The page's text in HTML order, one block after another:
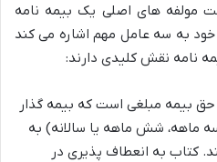
مولفه های اصلی یک بیمه نامه
به سه عامل مهم اشاره می کند
نامه نقش کلیدی دارند:
حق بیمه مبلغی است که بیمه گذار
ماهه، شش ماهه یا سالانه) به
کتاب به انعطاف پذیری در